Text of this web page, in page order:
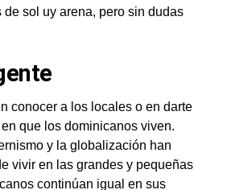
sol uy arena, pero sin dudas
conocer a los locales o en darte
que los dominicanos viven.
y la globalización han
vivir en las grandes y pequeñas
continúan igual en sus